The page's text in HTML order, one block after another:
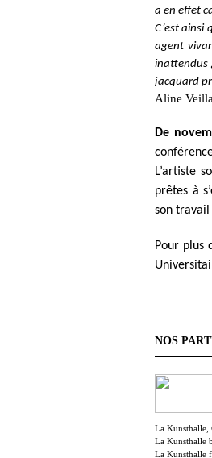
a en effet
C’est ainsi
agent
inattendus
jacquard
Aline
De
L’artiste
prêtes à
son travail
Pour plus
NOS
La Kunsthalle,
La Kunsthalle
La Kunsthalle